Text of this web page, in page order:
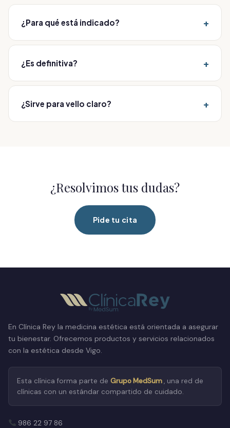
¿Para qué está indicado? +
Para eliminar de forma definitiva el vello no deseado,
incluido el vello claro, cano o pelirrojo que el láser no
trata. Se valora en consulta.
¿Es definitiva? +
Sí, es la única técnica de eliminación definitiva del
vello.
¿Sirve para vello claro? +
¿Resolvimos tus dudas?
Pide tu cita
En Clínica Rey la medicina estética está orientada a asegurar
tu bienestar. Ofrecemos productos y servicios relacionados
con la estética desde Vigo.
Esta clínica forma parte de Grupo MedSum, una red de
clínicas con un estándar compartido de cuidado.
986 22 97 86